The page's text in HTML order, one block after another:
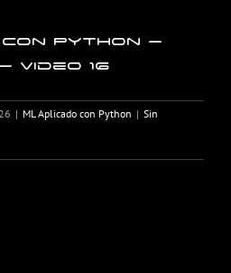
con Python –
Video 16
| ML Aplicado con Python | Sin